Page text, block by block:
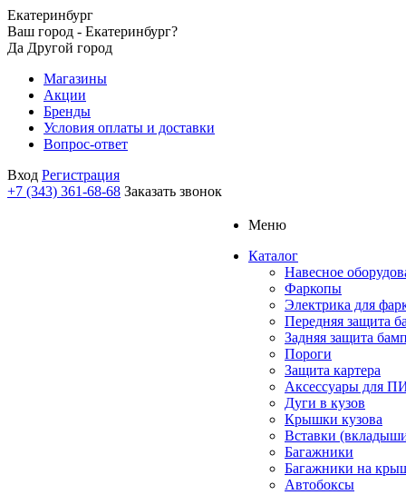
Екатеринбург
Ваш город - Екатеринбург?
Да Другой город
Магазины
Акции
Бренды
Условия оплаты и доставки
Вопрос-ответ
Вход Регистрация
+7 (343) 361-68-68 Заказать звонок
Меню
Каталог
Навесное
Фаркопы
Электрика для
Передняя защита
Задняя защита
Пороги
Защита картера
Аксессуары для
Дуги в кузов
Крышки кузова
Вставки
Багажники
Багажники на
Автобоксы